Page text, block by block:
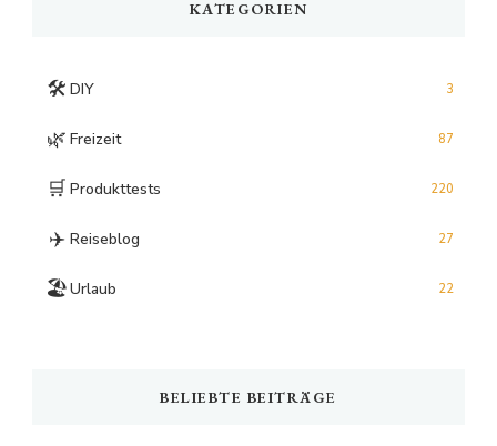
KATEGORIEN
🛠️ DIY 3
🌿 Freizeit 87
🛒 Produkttests 220
✈️ Reiseblog 27
🏖️Urlaub 22
BELIEBTE BEITRÄGE